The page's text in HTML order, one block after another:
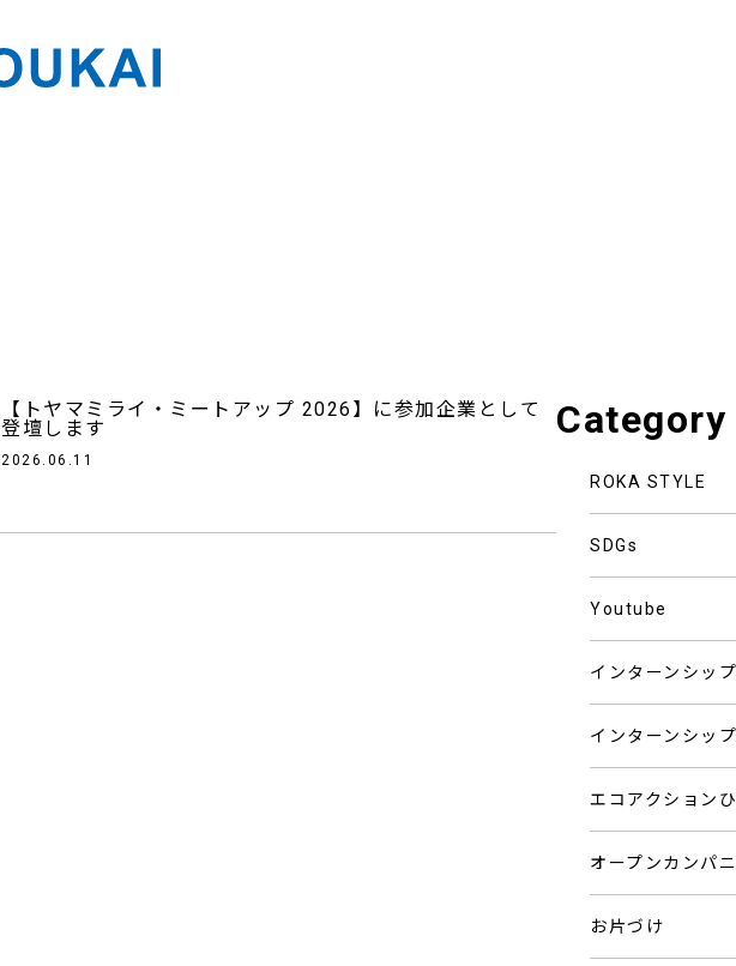
【トヤマミライ・ミートアップ 2026】に参加企業として
登壇します
2026.06.11
Category
ROKA STYLE
SDGs
Youtube
インターンシップ
インターンシップ
エコアクション
オープンカンパ
お片づけ